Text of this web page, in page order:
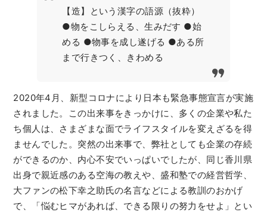
【造】という漢字の語源（抜粋）
●物をこしらえる、生みだす ●始
める ●物事を成し遂げる ●ある所
まで行きつく、きわめる
2020年4月、新型コロナにより日本も緊急事態宣言が実施
されました。この出来事をきっかけに、多くの企業や私た
ち個人は、さまざまな面でライフスタイルを変えざるを得
ませんでした。突然の出来事で、弊社としても企業の存続
ができるのか、内心不安でいっぱいでしたが、同じ香川県
出身で親近感のある空海の教えや、盛和塾での経営哲学、
大ファンの松下幸之助氏の名言などによる教訓のおかげ
で、「悩むヒマがあれば、できる限りの努力をせよ」とい